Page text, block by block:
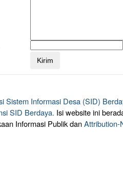
Sistem Informasi Desa (SID)
SID Berdaya. Isi website ini
Informasi Publik danAttribution-